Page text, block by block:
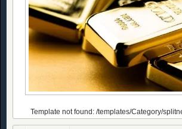
Template not found: /templates/Category/